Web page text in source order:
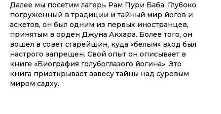
Далее мы посетим лагерь Рам Пури Баба. Глубоко
погруженный в традиции и тайный мир йогов и
аскетов, он был одним из первых иностранцев,
принятым в орден Джуна Акхара. Более того, он
вошел в совет старейшин, куда «белым» вход был
настрого запрещен. Свой опыт он описывает в
книге «Биография голубоглазого йогина». Это
книга приоткрывает завесу тайны над суровым
миром садху.